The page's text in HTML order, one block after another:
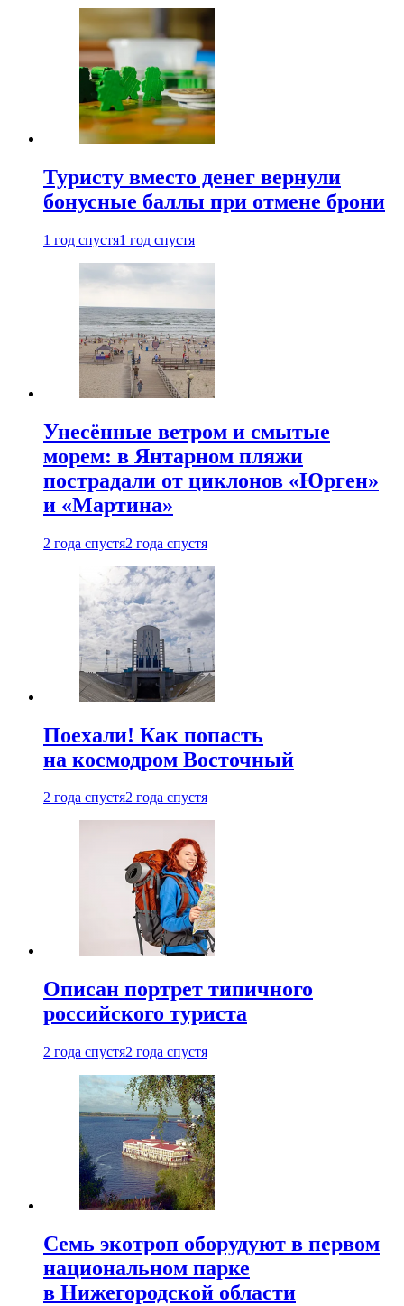
Туристу вместо денег вернули
бонусные баллы при отмене брони
1 год спустя1 год спустя
Унесённые ветром и смытые
морем: в Янтарном пляжи
пострадали от циклонов «Юрген»
и «Мартина»
2 года спустя2 года спустя
Поехали! Как попасть
на космодром Восточный
2 года спустя2 года спустя
Описан портрет типичного
российского туриста
2 года спустя2 года спустя
Семь экотроп оборудуют в первом
национальном парке
в Нижегородской области